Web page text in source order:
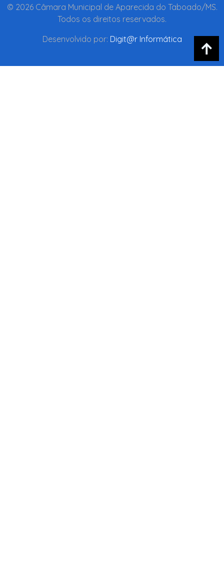
© 2026 Câmara Municipal de Aparecida do Taboado/MS.
Todos os direitos reservados.
Desenvolvido por: Digit@r Informática